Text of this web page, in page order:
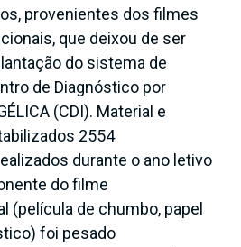
provenientes dos filmes
que deixou de ser
do sistema de
de Diagnóstico por
(CDI). Material e
2554
durante o ano letivo
do filme
(película de chumbo, papel
foi pesado